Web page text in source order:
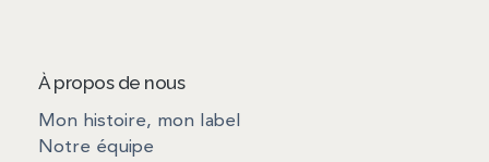
À propos de nous
Mon histoire, mon label
Notre équipe